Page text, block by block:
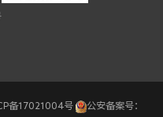
备17021004号 公安备案号：